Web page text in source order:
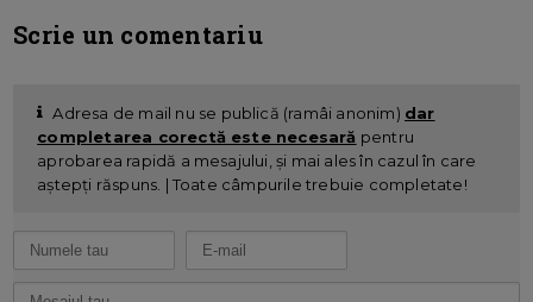
Scrie un comentariu
Adresa de mail nu se publică (ramâi anonim) dar
completarea corectă este necesară pentru
aprobarea rapidă a mesajului, și mai ales în cazul în care
aștepți răspuns. | Toate câmpurile trebuie completate!